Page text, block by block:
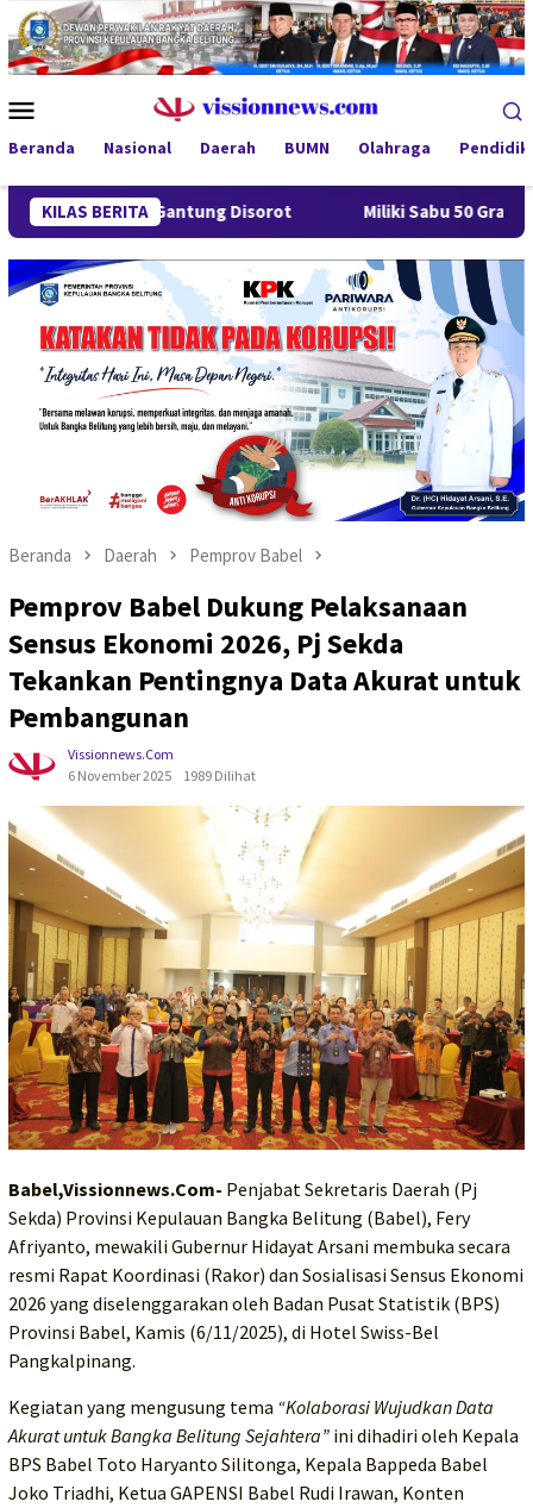
Loncat
ke
konten
Mobile
Beranda Nasional Daerah BUMN Olahraga
KILAS BERITA
Gantung Disorot Miliki Sabu 50 Gram, IRT di
Beranda Daerah Pemprov Babel
Pemprov Babel Dukung Pelaksanaan
Sensus Ekonomi 2026, Pj Sekda
Tekankan Pentingnya Data Akurat untuk
Pembangunan
Vissionnews.com
6 November 2025
1989 Dilihat
Babel,Vissionnews.Com- Penjabat Sekretaris Daerah (Pj
Sekda) Provinsi Kepulauan Bangka Belitung (Babel), Fery
Afriyanto, mewakili Gubernur Hidayat Arsani membuka secara
resmi Rapat Koordinasi (Rakor) dan Sosialisasi Sensus Ekonomi
2026 yang diselenggarakan oleh Badan Pusat Statistik (BPS)
Provinsi Babel, Kamis (6/11/2025), di Hotel Swiss-Bel
Pangkalpinang.
Kegiatan yang mengusung tema “Kolaborasi Wujudkan Data
Akurat untuk Bangka Belitung Sejahtera” ini dihadiri oleh Kepala
BPS Babel Toto Haryanto Silitonga, Kepala Bappeda Babel
Joko Triadhi, Ketua GAPENSI Babel Rudi Irawan, Konten